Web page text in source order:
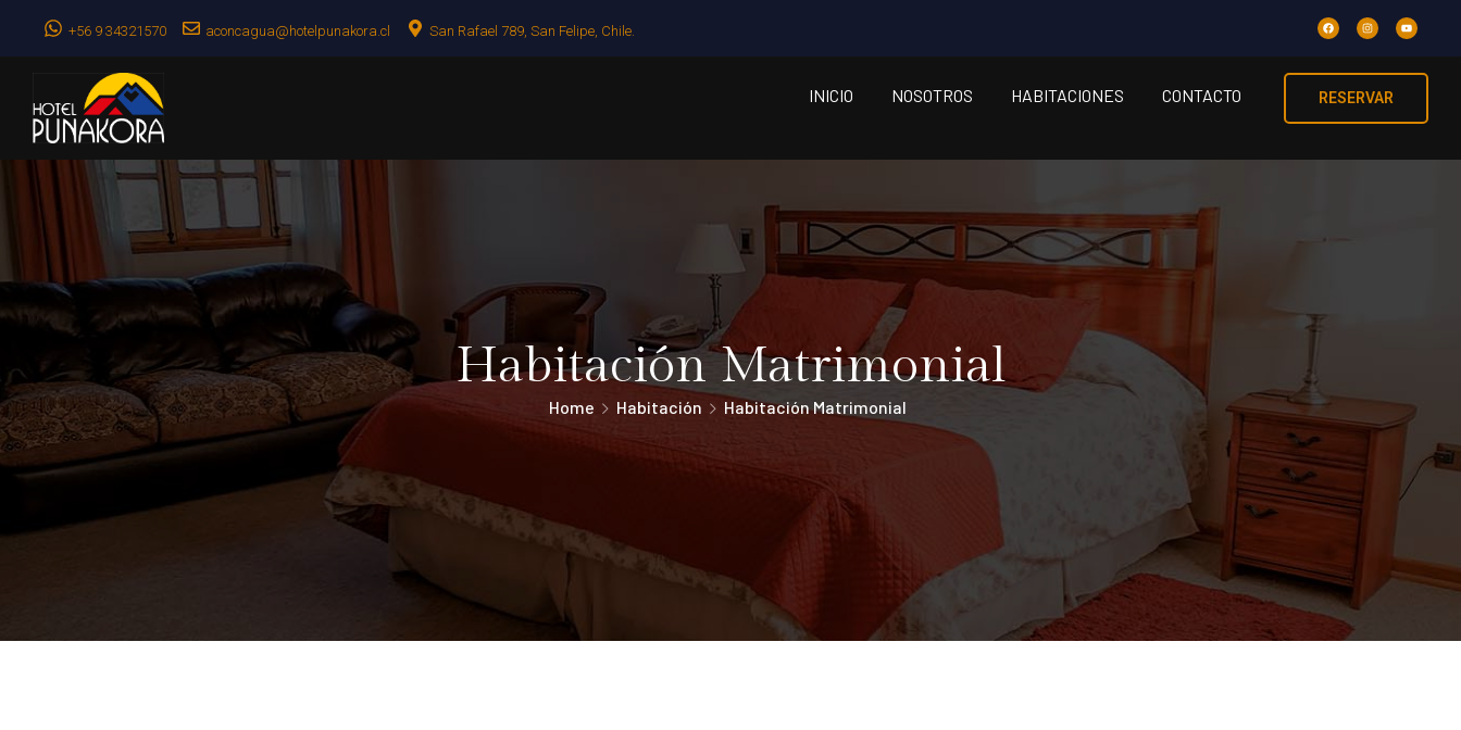
+56 9 34321570 aconcagua@hotelpunakora.cl San Rafael 789, San Felipe, Chile.
INICIO NOSOTROS HABITACIONES CONTACTO RESERVAR
Habitación Matrimonial
Home Habitación Habitación Matrimonial